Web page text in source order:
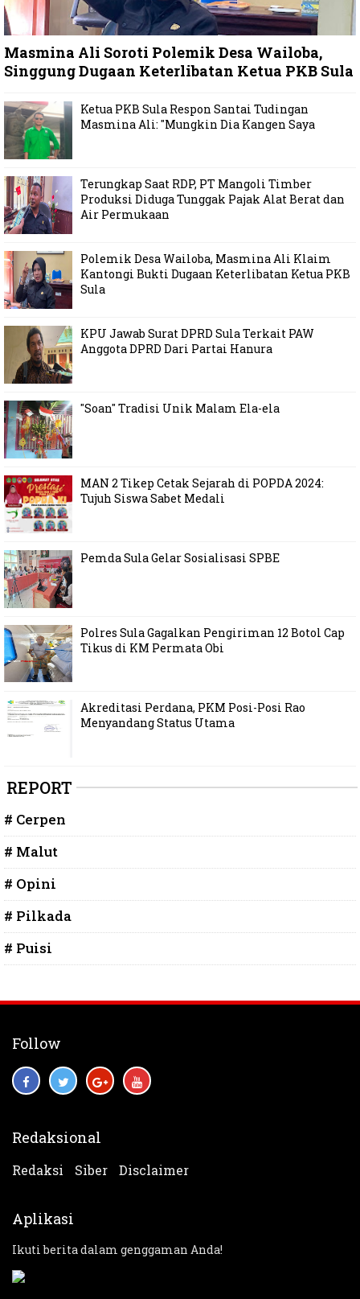
Masmina Ali Soroti Polemik Desa Wailoba,
Singgung Dugaan Keterlibatan Ketua PKB Sula
Ketua PKB Sula Respon Santai Tudingan
Masmina Ali: "Mungkin Dia Kangen Saya
Terungkap Saat RDP, PT Mangoli Timber
Produksi Diduga Tunggak Pajak Alat Berat dan
Air Permukaan
Polemik Desa Wailoba, Masmina Ali Klaim
Kantongi Bukti Dugaan Keterlibatan Ketua PKB
Sula
KPU Jawab Surat DPRD Sula Terkait PAW
Anggota DPRD Dari Partai Hanura
"Soan" Tradisi Unik Malam Ela-ela
MAN 2 Tikep Cetak Sejarah di POPDA 2024:
Tujuh Siswa Sabet Medali
Pemda Sula Gelar Sosialisasi SPBE
Polres Sula Gagalkan Pengiriman 12 Botol Cap
Tikus di KM Permata Obi
Akreditasi Perdana, PKM Posi-Posi Rao
Menyandang Status Utama
REPORT
# Cerpen
# Malut
# Opini
# Pilkada
# Puisi
Follow
Redaksional
Redaksi Siber Disclaimer
Aplikasi
Ikuti berita dalam genggaman Anda!